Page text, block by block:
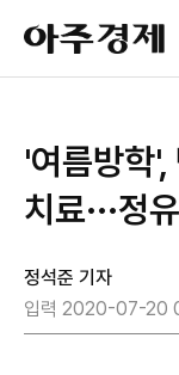
아
주
경
'여름방학
치료···정
정석준 기자
입력 2020-07-20